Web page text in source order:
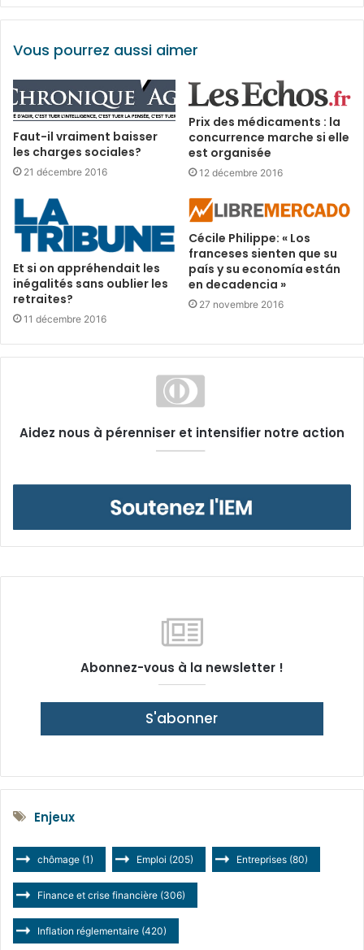
Vous pourrez aussi aimer
Faut-il vraiment baisser
les charges sociales?
21 décembre 2016
Prix des médicaments : la
concurrence marche si elle
est organisée
12 décembre 2016
Et si on appréhendait les
inégalités sans oublier les
retraites?
11 décembre 2016
Cécile Philippe: « Los
franceses sienten que su
país y su economía están
en decadencia »
27 novembre 2016
Aidez nous à pérenniser et intensifier notre action
Abonnez-vous à la newsletter !
S'abonner
Enjeux
chômage (1) Emploi (205) Entreprises (80)
Finance et crise financière (306)
Inflation réglementaire (420)